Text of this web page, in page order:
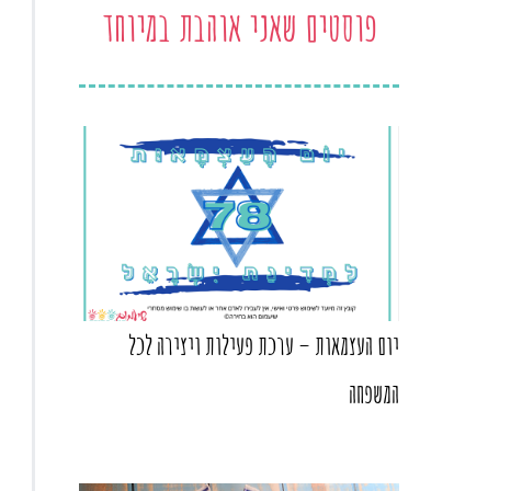
פוסטים שאני אוהבת במיוחד
יום העצמאות – ערכת פעילות ויצירה לכל
המשפחה